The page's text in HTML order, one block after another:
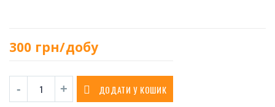
300 грн/добу
ДОДАТИ У КОШИК